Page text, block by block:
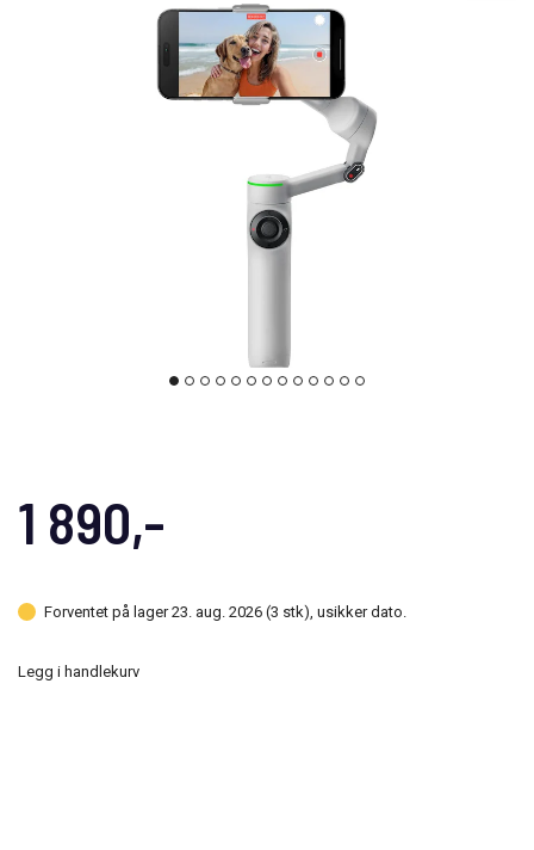
1 890,-
Forventet på lager 23. aug. 2026 (3 stk), usikker dato.
Legg i handlekurv